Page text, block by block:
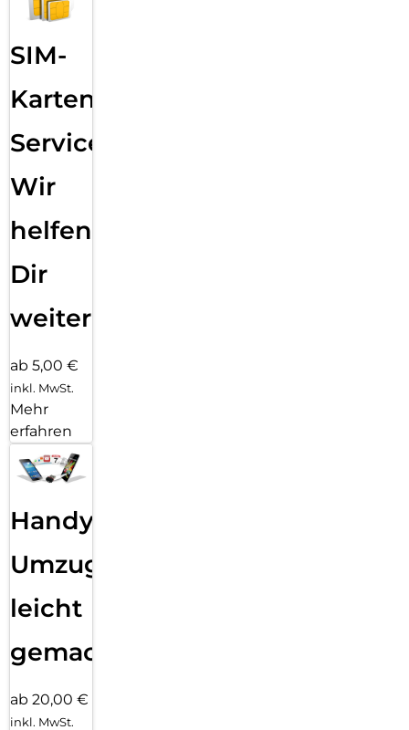
SIM-
Karten
Service:
Wir
helfen
Dir
weiter
ab 5,00 €
inkl. MwSt.
Mehr
erfahren
Handy
Umzug
leicht
gemacht!
ab 20,00 €
inkl. MwSt.